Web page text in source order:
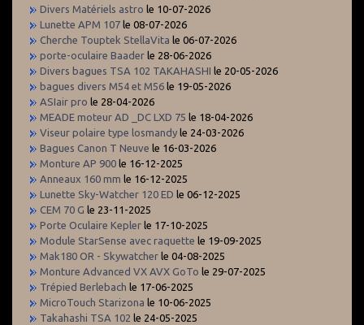
Divers Matériels astro le 10-07-2026
Lunette APM 107 le 08-07-2026
Cherche Touptek StellaVita le 06-07-2026
porte-oculaire Baader le 28-06-2026
Divers bagues TSA 102 TAKAHASHI le 20-05-2026
bagues divers M54 et M56 le 19-05-2026
ASIair pro le 28-04-2026
MEADE moteur AD _DC LXD 75 le 18-04-2026
Viseur polaire type losmandy le 24-03-2026
Bagues Canon T Neuve le 16-03-2026
Monture AP 900 le 16-12-2025
Anneaux 160 mm le 16-12-2025
Lunette Sky-Watcher 120 ED le 06-12-2025
CEM 70 G le 23-11-2025
Porte Oculaire Kepler le 17-10-2025
Module StarSense avec raquette le 19-09-2025
Mak180 OR - Skywatcher le 04-08-2025
Monture Advanced VX AVX GoTo le 29-07-2025
Trépied Berlebach le 17-06-2025
MicroTouch Starizona le 10-06-2025
Takahashi TSA 102 le 24-05-2025